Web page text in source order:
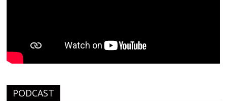
PODCAST